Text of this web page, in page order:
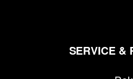
SERVICE &